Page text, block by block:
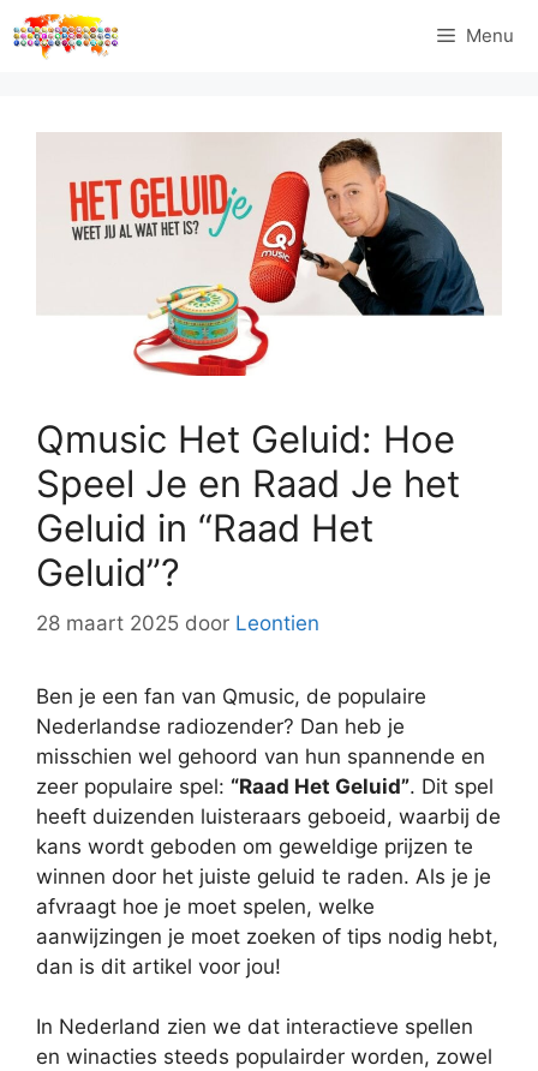
Ga
naar
Menu
Qmusic Het Geluid: Hoe
Speel Je en Raad Je het
Geluid in “Raad Het
Geluid”?
28 maart 2025 door Leontien
Ben je een fan van Qmusic, de populaire
Nederlandse radiozender? Dan heb je
misschien wel gehoord van hun spannende en
zeer populaire spel: “Raad Het Geluid”. Dit spel
heeft duizenden luisteraars geboeid, waarbij de
kans wordt geboden om geweldige prijzen te
winnen door het juiste geluid te raden. Als je je
afvraagt hoe je moet spelen, welke
aanwijzingen je moet zoeken of tips nodig hebt,
dan is dit artikel voor jou!
In Nederland zien we dat interactieve spellen
en winacties steeds populairder worden, zowel